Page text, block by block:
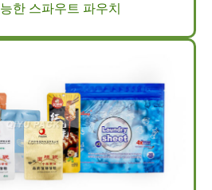
한 스파우트 파우치